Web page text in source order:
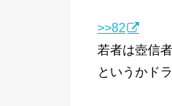
>>82
若者は壺信
というかド